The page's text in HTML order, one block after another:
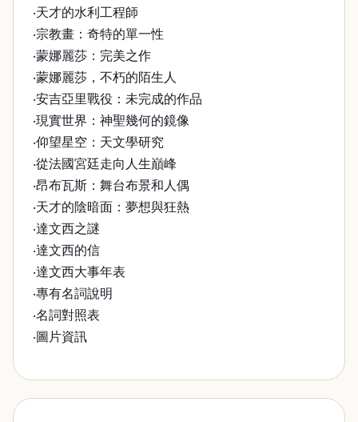
‧天才的水利工程師
‧宗教畫：奇特的單一性
‧蒙娜麗莎：完美之作
‧蒙娜麗莎，不朽的陌生人
‧安吉亞里戰役：未完成的作品
‧現實世界：神聖幾何的鏡像
‧仰望星空：天文學研究
‧從法國宮廷走向人生巔峰
‧昂布瓦斯：舞台布景和人偶
‧天才的陰暗面：夢想與狂熱
‧達文西之謎
‧達文西的信
‧達文西大事年表
‧專有名詞說明
‧名詞對照表
‧圖片資訊